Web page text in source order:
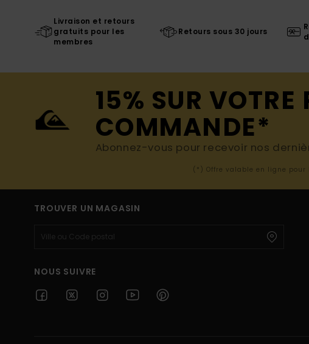
Livraison et retours
gratuits pour les
membres
Retours sous 30 jours
15% SUR VOTRE
COMMANDE*
Abonnez-vous pour recevoir nos
(*) Offre valable en ligne
TROUVER UN MAGASIN
NOUS SUIVRE